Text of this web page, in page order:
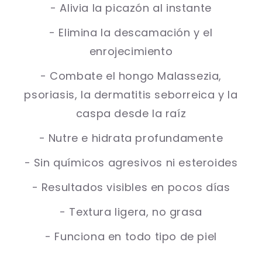
- Alivia la picazón al instante
- Elimina la descamación y el
enrojecimiento
- Combate el hongo Malassezia,
psoriasis, la dermatitis seborreica y la
caspa desde la raíz
- Nutre e hidrata profundamente
- Sin químicos agresivos ni esteroides
- Resultados visibles en pocos días
- Textura ligera, no grasa
- Funciona en todo tipo de piel